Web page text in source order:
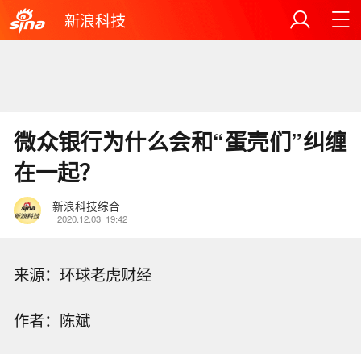
新浪科技
微众银行为什么会和“蛋壳们”纠缠
在一起？
新浪科技综合
2020.12.03 19:42
来源：环球老虎财经
作者：陈斌